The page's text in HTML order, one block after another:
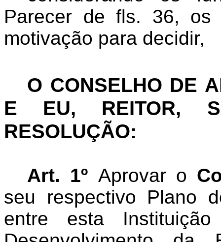
Parecer de fls. 36, os
motivação para decidir,
O CONSELHO DE
E EU, REITOR,
RESOLUÇÃO:
Art. 1º Aprovar o
seu respectivo Plano
entre esta